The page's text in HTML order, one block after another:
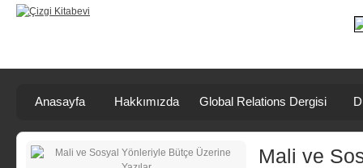
Anasayfa Hakkımızda Global Relations Dergisi
Mali ve